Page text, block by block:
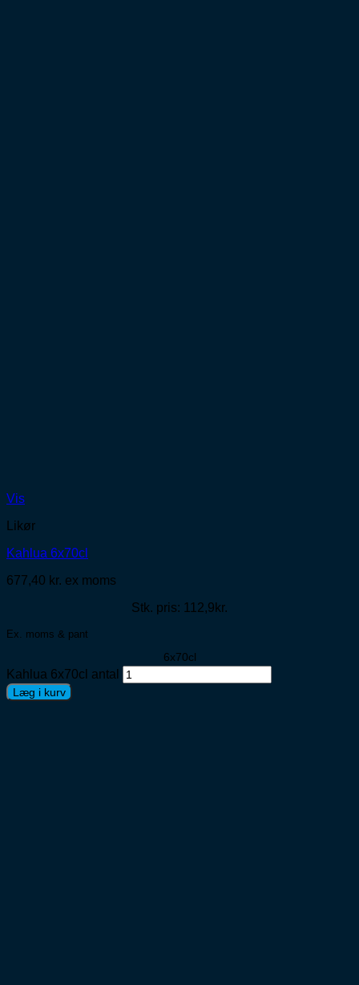
Vis
Likør
Kahlua 6x70cl
677,40 kr. ex moms
Stk. pris: 112,9kr.
Ex. moms & pant
6x70cl
Kahlua 6x70cl antal
Læg i kurv